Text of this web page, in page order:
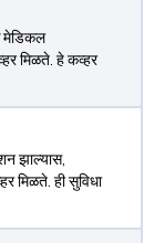
मेडिकल
मिळते. हे कव्हर
झाल्यास,
मिळते. ही सुविधा